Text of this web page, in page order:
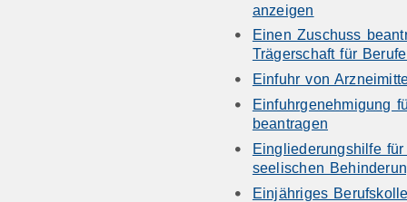
anzeigen
Einen Zuschuss
Trägerschaft für
Einfuhr von
Einfuhrgenehmigung
beantragen
Eingliederungshilfe
seelischen
Einjähriges